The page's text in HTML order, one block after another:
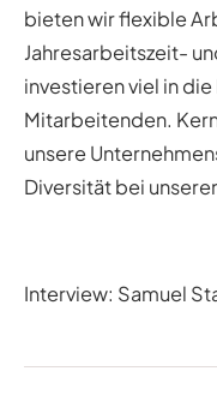
bieten wir flexible
Jahresarbeitszeit-
investieren viel in
Mitarbeitenden.
unsere
Diversität bei
Interview: Samuel